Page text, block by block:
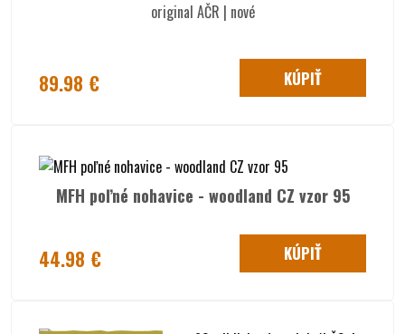
original AČR | nové
89.98 € KÚPIŤ
MFH poľné nohavice - woodland CZ vzor 95
44.98 € KÚPIŤ